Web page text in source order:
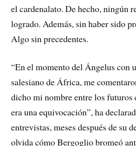
el cardenalato. De hecho, ningún
logrado. Además, sin haber sido
Algo sin precedentes.
“En el momento del Ángelus con
salesiano de África, me
dicho mi nombre entre los futuros
era una equivocación”, ha
entrevistas, meses después de su
olvida cómo Bergoglio bromeó